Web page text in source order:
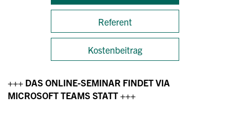
Referent
Kostenbeitrag
+++ DAS ONLINE-SEMINAR FINDET VIA
MICROSOFT TEAMS STATT +++